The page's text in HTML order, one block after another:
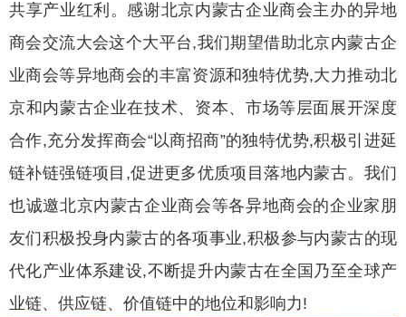
共享产业红利。感谢北京内蒙古企业商会主办的异地
商会交流大会这个大平台,我们期望借助北京内蒙古企
业商会等异地商会的丰富资源和独特优势,大力推动北
京和内蒙古企业在技术、资本、市场等层面展开深度
合作,充分发挥商会“以商招商”的独特优势,积极引进延
链补链强链项目,促进更多优质项目落地内蒙古。我们
也诚邀北京内蒙古企业商会等各异地商会的企业家朋
友们积极投身内蒙古的各项事业,积极参与内蒙古的现
代化产业体系建设,不断提升内蒙古在全国乃至全球产
业链、供应链、价值链中的地位和影响力!